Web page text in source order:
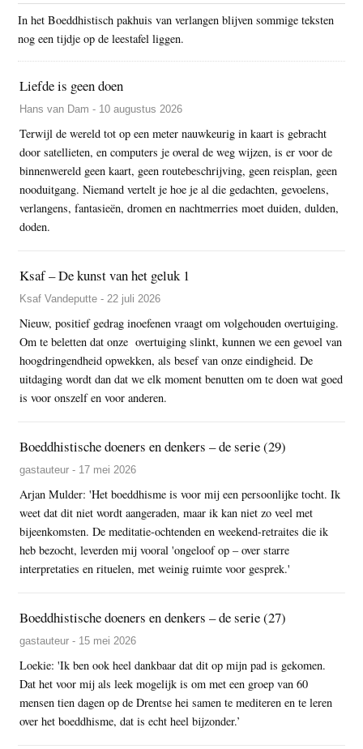
In het Boeddhistisch pakhuis van verlangen blijven sommige teksten
nog een tijdje op de leestafel liggen.
Liefde is geen doen
Hans van Dam - 10 augustus 2026
Terwijl de wereld tot op een meter nauwkeurig in kaart is gebracht
door satellieten, en computers je overal de weg wijzen, is er voor de
binnenwereld geen kaart, geen routebeschrijving, geen reisplan, geen
nooduitgang. Niemand vertelt je hoe je al die gedachten, gevoelens,
verlangens, fantasieën, dromen en nachtmerries moet duiden, dulden,
doden.
Ksaf – De kunst van het geluk 1
Ksaf Vandeputte - 22 juli 2026
Nieuw, positief gedrag inoefenen vraagt om volgehouden overtuiging.
Om te beletten dat onze overtuiging slinkt, kunnen we een gevoel van
hoogdringendheid opwekken, als besef van onze eindigheid. De
uitdaging wordt dan dat we elk moment benutten om te doen wat goed
is voor onszelf en voor anderen.
Boeddhistische doeners en denkers – de serie (29)
gastauteur - 17 mei 2026
Arjan Mulder: 'Het boeddhisme is voor mij een persoonlijke tocht. Ik
weet dat dit niet wordt aangeraden, maar ik kan niet zo veel met
bijeenkomsten. De meditatie-ochtenden en weekend-retraites die ik
heb bezocht, leverden mij vooral 'ongeloof op – over starre
interpretaties en rituelen, met weinig ruimte voor gesprek.'
Boeddhistische doeners en denkers – de serie (27)
gastauteur - 15 mei 2026
Loekie: 'Ik ben ook heel dankbaar dat dit op mijn pad is gekomen.
Dat het voor mij als leek mogelijk is om met een groep van 60
mensen tien dagen op de Drentse hei samen te mediteren en te leren
over het boeddhisme, dat is echt heel bijzonder.’